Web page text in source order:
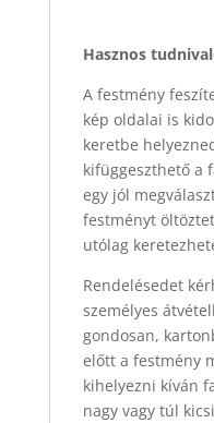
Hasznos
A festmény
kép oldalai is
keretbe
kifüggeszthető a
egy jól
festményt
utólag
Rendelésedet
személyes
gondosan,
előtt a festmény
kihelyezni kíván
nagy vagy túl